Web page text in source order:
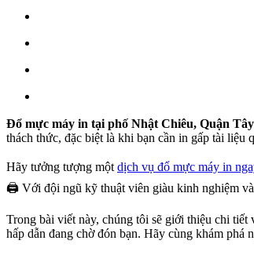
Đổ mực máy in tại phố Nhật Chiêu, Quận
thách thức, đặc biệt là khi bạn cần in gấp tài liệu
Hãy tưởng tượng một dịch vụ đổ mực máy in
🖨️ Với đội ngũ kỹ thuật viên giàu kinh nghiệm và
Trong bài viết này, chúng tôi sẽ giới thiệu chi
hấp dẫn đang chờ đón bạn. Hãy cùng khám phá